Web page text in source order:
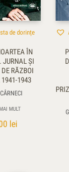
de dorințe
ÎN
JURNAL ŞI
RĂZBOI
1943
MULT
lei